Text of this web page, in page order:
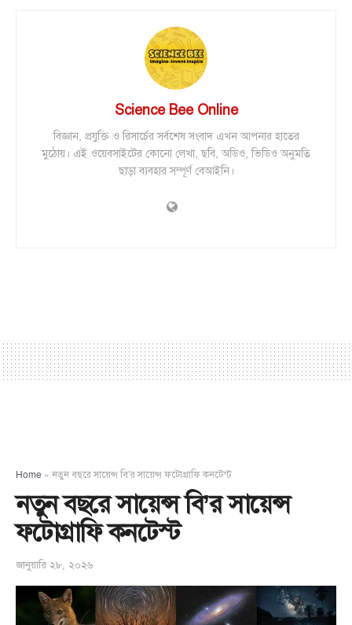
Science Bee Online
বিজ্ঞান, প্রযুক্তি ও রিসার্চের সর্বশেষ সংবাদ এখন আপনার হাতের
মুঠোয়। এই ওয়েবসাইটের কোনো লেখা, ছবি, অডিও, ভিডিও অনুমতি
ছাড়া ব্যবহার সম্পূর্ণ বেআইনি।
Home » নতুন বছরে সায়েন্স বি’র সায়েন্স ফটোগ্রাফি কনটেস্ট
নতুন বছরে সায়েন্স বি’র সায়েন্স
ফটোগ্রাফি কনটেস্ট
জানুয়ারি ২৮, ২০২৬